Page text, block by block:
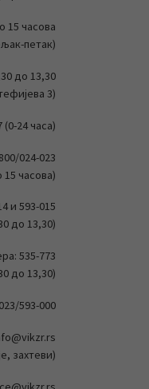
15 часова
петак)
до 13,30
3)
(0-24 часа)
024-023
часова)
и 593-015
до 13,30)
535-773
до 13,30)
593-000
захтеви)